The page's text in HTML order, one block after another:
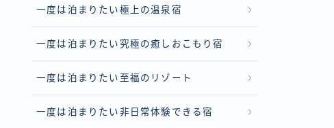
一度は泊まりたい極上の温泉宿
一度は泊まりたい究極の癒しおこもり宿
一度は泊まりたい至福のリゾート
一度は泊まりたい非日常体験できる宿